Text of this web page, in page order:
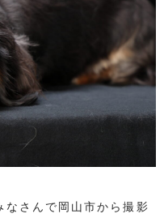
なさんで岡山市から撮影